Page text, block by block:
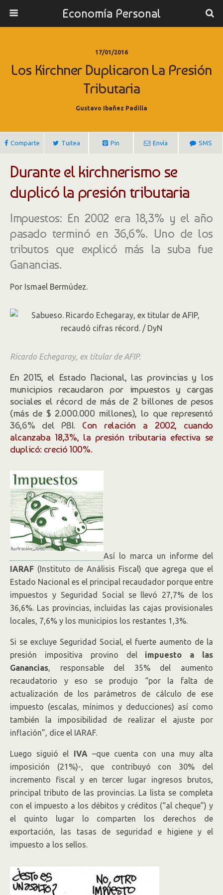
Economía Personal
17/01/2016
Los Kirchner Duplicaron La Presión
Tributaria
Gustavo Ibañez Padilla
Comparte Tuitea Pin Envía SMS
Durante el kirchnerismo se
duplicó la presión tributaria
Impuestos: En 2002 era 18,3% y el año
pasado terminó en 36,6%. Uno de los
tributos que explicó más la suba fue
Ganancias.
Por Ismael Bermúdez.
Ricardo Echegaray, ex titular de AFIP.
En 2015, el Estado Nacional, las provincias y los
municipios recaudaron por impuestos y cargas
sociales el récord de más de 2 billones de pesos
(más de $ 2.000.000 millones), lo que representó
36,6% del PBI. Con relación a 2002, cuando
alcanzaba 18,3%, la presión tributaria efectiva se
duplicó: creció 100%.
Así lo marca un informe del
IARAF (Instituto de Análisis Fiscal) que agrega que el
Estado Nacional es el principal recaudador porque entre
impuestos y Seguridad Social se llevó 27,7% de los
36,6%. Las provincias, incluidas las cajas provisionales
locales, 7,6% y los municipios los restantes 1,3%.
Si se excluye Seguridad Social, el fuerte aumento de la
presión impositiva provino del impuesto a las
Ganancias, responsable del 35% del aumento
recaudatorio y eso se produjo “por la falta de
actualización de los parámetros de cálculo de ese
impuesto (escalas, mínimos y deducciones) así como
también la imposibilidad de realizar el ajuste por
inflación”, dice el IARAF.
Luego siguió el IVA –que cuenta con una muy alta
imposición (21%)-, que contribuyó con 30% del
incremento fiscal y en tercer lugar ingresos brutos,
principal tributo de las provincias. La lista se completa
con el impuesto a los débitos y créditos (“al cheque”) y
el quinto lugar lo comparten los derechos de
exportación, las tasas de seguridad e higiene y el
impuesto a los sellos.